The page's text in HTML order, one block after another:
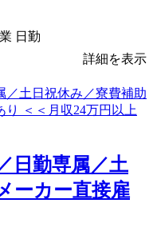
日勤
詳細を表示
日勤専属／土
ーカー直接雇